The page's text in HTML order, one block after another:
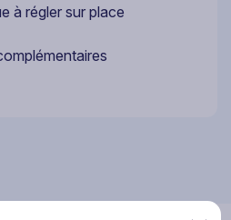
à régler sur place